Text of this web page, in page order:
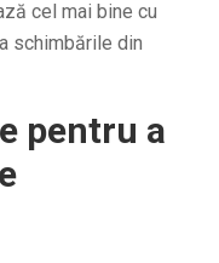
cel mai bine cu
schimbările din
pentru a